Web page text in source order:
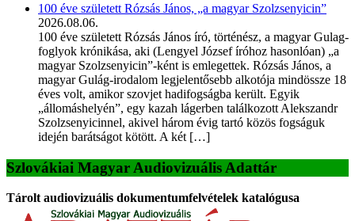
100 éve született Rózsás János, „a magyar Szolzsenyicin”
2026.08.06.
100 éve született Rózsás János író, történész, a magyar Gulag-
foglyok krónikása, aki (Lengyel József íróhoz hasonlóan) „a
magyar Szolzsenyicin”-ként is emlegettek. Rózsás János, a
magyar Gulág-irodalom legjelentősebb alkotója mindössze 18
éves volt, amikor szovjet hadifogságba került. Egyik
„állomáshelyén”, egy kazah lágerben találkozott Alekszandr
Szolzsenyicinnel, akivel három évig tartó közös fogságuk
idején barátságot kötött. A két […]
Szlovákiai Magyar Audiovizuális Adattár
Tárolt audiovizuális dokumentumfelvételek katalógusa